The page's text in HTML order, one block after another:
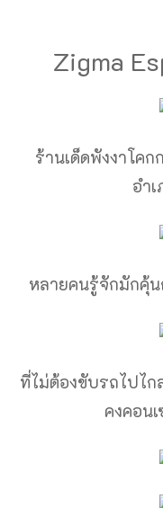
Zigma
ร้านเด็ดพังงาโค
อำ
หลายคนรู้จักมักคุ้น
ที่ไม่ต้องขับรถไปไ
คงคอน